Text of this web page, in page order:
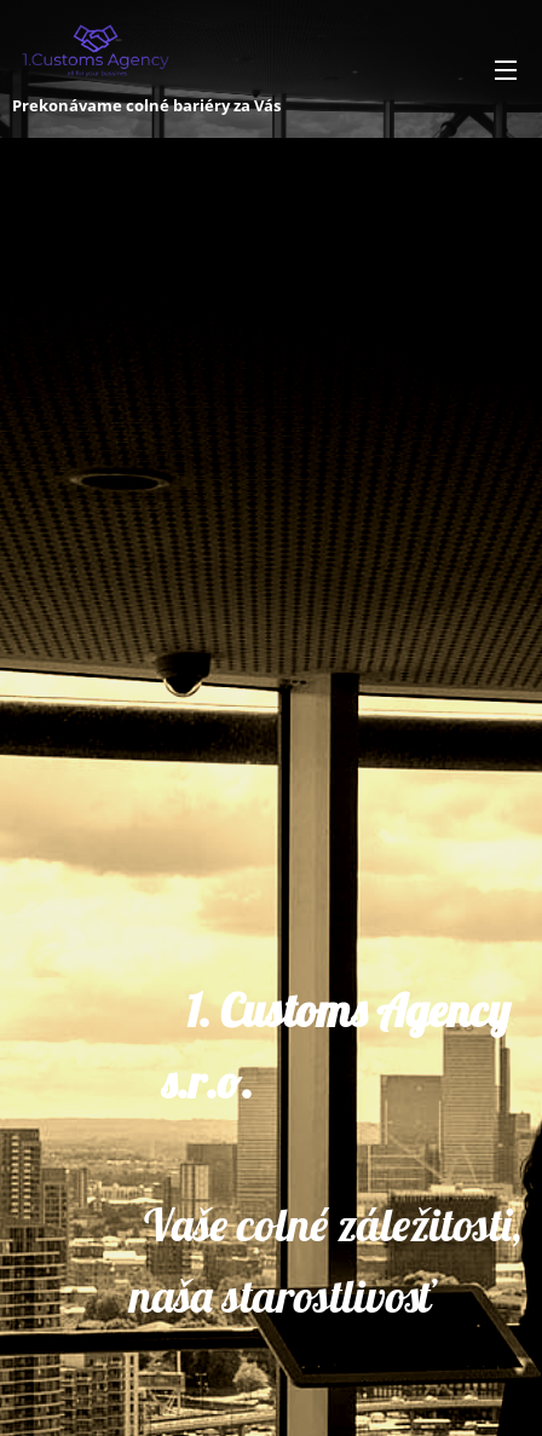
Prekonávame colné bariéry za Vás
1. Customs Agency
s.r.o.
Vaše colné záležitosti,
naša starostlivosť